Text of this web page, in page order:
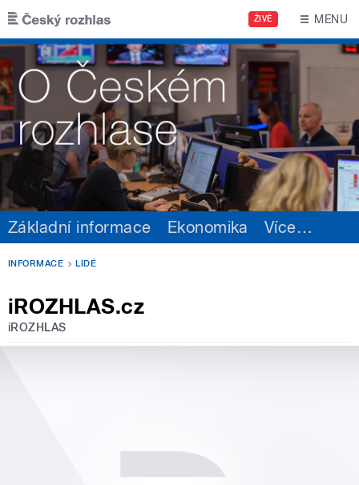
Přejít k hlavnímu obsahu
ŽIVĚ MENU
Základní informace Ekonomika Více…
INFORMACE LIDÉ
iROZHLAS.cz
iROZHLAS